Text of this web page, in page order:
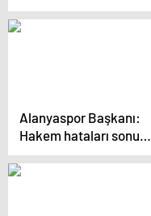
oldu”
Alanyaspor Başkanı:
Hakem hataları sonuca
etki etti